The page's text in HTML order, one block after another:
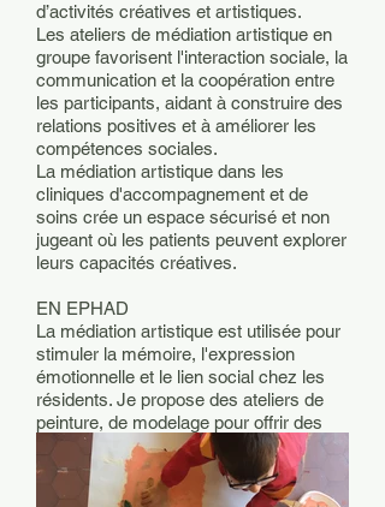
d’activités créatives et artistiques.
Les ateliers de médiation artistique en
groupe favorisent l'interaction sociale, la
communication et la coopération entre
les participants, aidant à construire des
relations positives et à améliorer les
compétences sociales.
La médiation artistique dans les
cliniques d'accompagnement et de
soins crée un espace sécurisé et non
jugeant où les patients peuvent explorer
leurs capacités créatives.
EN EPHAD
La médiation artistique est utilisée pour
stimuler la mémoire, l'expression
émotionnelle et le lien social chez les
résidents. Je propose des ateliers de
peinture, de modelage pour offrir des
moments de plaisir et de partage, tout
en favorisant le bien-être physique et
psychologique des personnes âgées.